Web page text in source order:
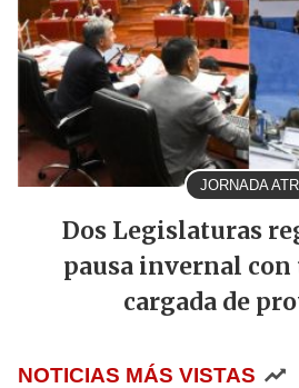
JORNADA ATR
Dos Legislaturas
pausa invernal con
cargada de
NOTICIAS MÁS VISTAS